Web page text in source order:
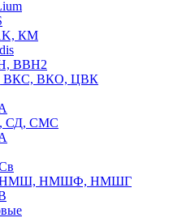
КМ
ВВН2
ВКС, ВКО, ЦВК
СД, СМС
НМШ, НМШФ, НМШГ